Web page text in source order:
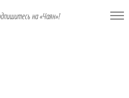
на «Чаян»!